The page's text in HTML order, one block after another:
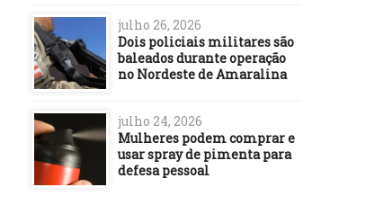
julho 26, 2026
Dois policiais militares são
baleados durante operação
no Nordeste de Amaralina
julho 24, 2026
Mulheres podem comprar e
usar spray de pimenta para
defesa pessoal